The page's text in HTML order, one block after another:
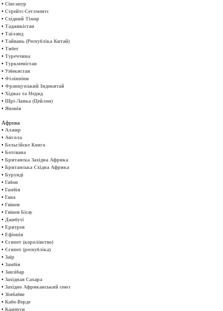
• Сінгапур
• Стрейтс-Сетлментс
• Східний Тімор
• Таджикістан
• Таїланд
• Тайвань (Республіка Китай)
• Тибет
• Туреччина
• Туркменістан
• Узбекистан
• Філіппіни
• Французський Індокитай
• Хіджаз та Неджд
• Шрі-Ланка (Цейлон)
• Японія
Африка
• Алжир
• Ангола
• Бельгійске Конго
• Ботсвана
• Британска Західна Африка
• Британська Східна Африка
• Бурунді
• Габон
• Гамбія
• Гана
• Гвінея
• Гвінея Бісау
• Джибуті
• Еритрея
• Ефіопія
• Єгипет (королівство)
• Єгипет (республіка)
• Заїр
• Замбія
• Занзібар
• Західная Сахара
• Західно Африканський союз
• Зімбабве
• Кабо-Верде
• Камерун